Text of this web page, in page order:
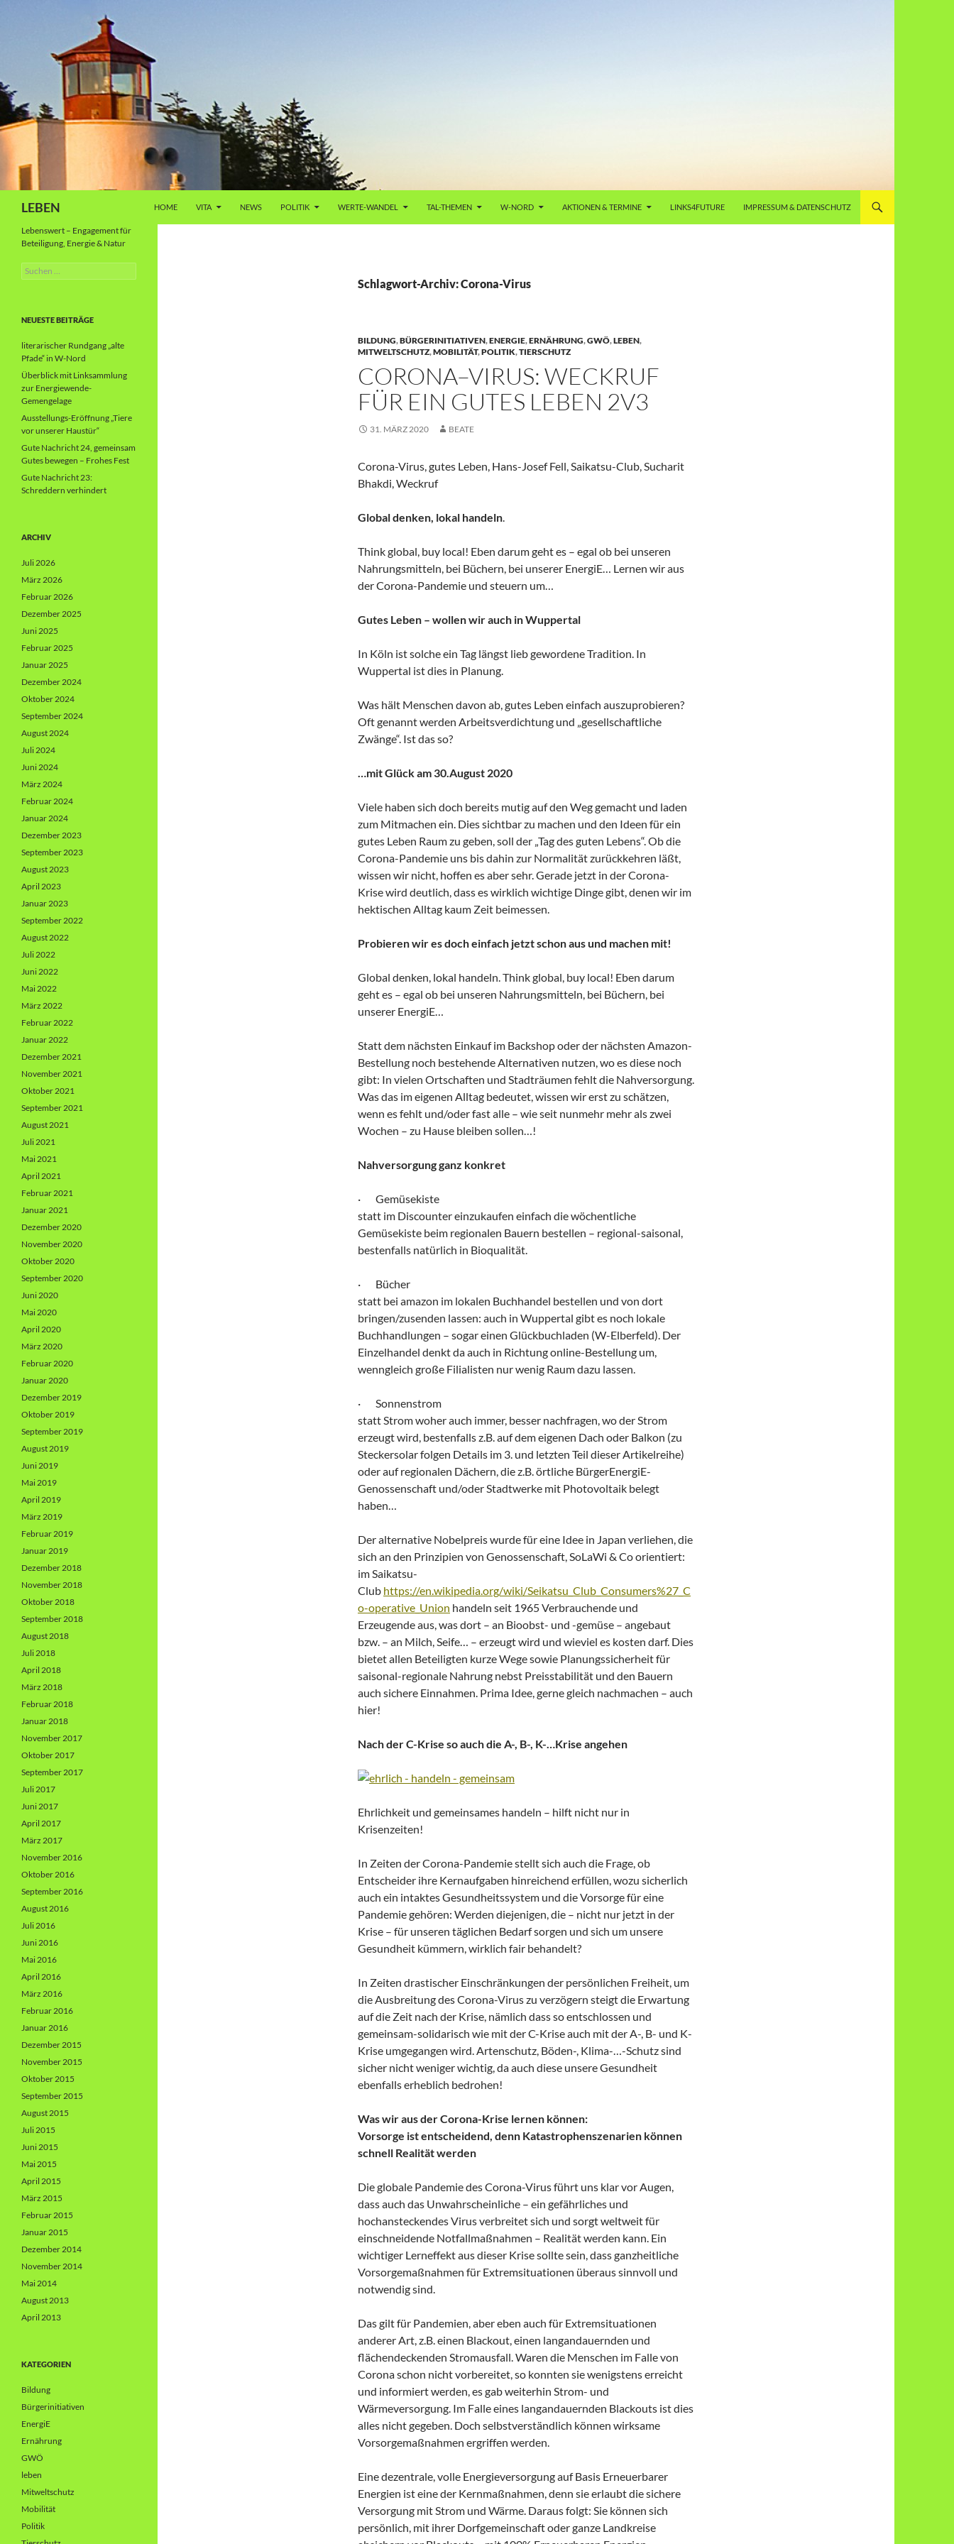
LEBEN HOME VITA NEWS POLITIK WERTE-WANDEL TAL-THEMEN W-NORD AKTIONEN & TERMINE LINKS4FUTURE IMPRESSUM & DATENSCHUTZ
Schlagwort-Archiv: Corona-Virus
BILDUNG,BÜRGERINITIATIVEN,ENERGIE,ERNÄHRUNG,GWÖ,LEBEN,
MITWELTSCHUTZ,MOBILITÄT,POLITIK,TIERSCHUTZ
CORONA–VIRUS: WECKRUF
FÜR EIN GUTES LEBEN 2V3
31. MÄRZ 2020 BEATE
Corona-Virus, gutes Leben, Hans-Josef Fell, Saikatsu-Club, Sucharit
Bhakdi, Weckruf
Global denken, lokal handeln.
Think global, buy local! Eben darum geht es – egal ob bei unseren
Nahrungsmitteln, bei Büchern, bei unserer EnergiE… Lernen wir aus
der Corona-Pandemie und steuern um…
Gutes Leben – wollen wir auch in Wuppertal
In Köln ist solche ein Tag längst lieb gewordene Tradition. In
Wuppertal ist dies in Planung.
Was hält Menschen davon ab, gutes Leben einfach auszuprobieren?
Oft genannt werden Arbeitsverdichtung und „gesellschaftliche
Zwänge“. Ist das so?
…mit Glück am 30.August 2020
Viele haben sich doch bereits mutig auf den Weg gemacht und laden
zum Mitmachen ein. Dies sichtbar zu machen und den Ideen für ein
gutes Leben Raum zu geben, soll der „Tag des guten Lebens“. Ob die
Corona-Pandemie uns bis dahin zur Normalität zurückkehren läßt,
wissen wir nicht, hoffen es aber sehr. Gerade jetzt in der Corona-
Krise wird deutlich, dass es wirklich wichtige Dinge gibt, denen wir im
hektischen Alltag kaum Zeit beimessen.
Probieren wir es doch einfach jetzt schon aus und machen mit!
Global denken, lokal handeln. Think global, buy local! Eben darum
geht es – egal ob bei unseren Nahrungsmitteln, bei Büchern, bei
unserer EnergiE…
Statt dem nächsten Einkauf im Backshop oder der nächsten Amazon-
Bestellung noch bestehende Alternativen nutzen, wo es diese noch
gibt: In vielen Ortschaften und Stadträumen fehlt die Nahversorgung.
Was das im eigenen Alltag bedeutet, wissen wir erst zu schätzen,
wenn es fehlt und/oder fast alle – wie seit nunmehr mehr als zwei
Wochen – zu Hause bleiben sollen…!
Nahversorgung ganz konkret
· Gemüsekiste
statt im Discounter einzukaufen einfach die wöchentliche
Gemüsekiste beim regionalen Bauern bestellen – regional-saisonal,
bestenfalls natürlich in Bioqualität.
· Bücher
statt bei amazon im lokalen Buchhandel bestellen und von dort
bringen/zusenden lassen: auch in Wuppertal gibt es noch lokale
Buchhandlungen – sogar einen Glückbuchladen (W-Elberfeld). Der
Einzelhandel denkt da auch in Richtung online-Bestellung um,
wenngleich große Filialisten nur wenig Raum dazu lassen.
· Sonnenstrom
statt Strom woher auch immer, besser nachfragen, wo der Strom
erzeugt wird, bestenfalls z.B. auf dem eigenen Dach oder Balkon (zu
Steckersolar folgen Details im 3. und letzten Teil dieser Artikelreihe)
oder auf regionalen Dächern, die z.B. örtliche BürgerEnergiE-
Genossenschaft und/oder Stadtwerke mit Photovoltaik belegt
haben…
Der alternative Nobelpreis wurde für eine Idee in Japan verliehen, die
sich an den Prinzipien von Genossenschaft, SoLaWi & Co orientiert:
im Saikatsu-
Club https://en.wikipedia.org/wiki/Seikatsu_Club_Consumers%27_C
o-operative_Union handeln seit 1965 Verbrauchende und
Erzeugende aus, was dort – an Bioobst- und -gemüse – angebaut
bzw. – an Milch, Seife… – erzeugt wird und wieviel es kosten darf. Dies
bietet allen Beteiligten kurze Wege sowie Planungssicherheit für
saisonal-regionale Nahrung nebst Preisstabilität und den Bauern
auch sichere Einnahmen. Prima Idee, gerne gleich nachmachen – auch
hier!
Nach der C-Krise so auch die A-, B-, K-…Krise angehen
Ehrlichkeit und gemeinsames handeln – hilft nicht nur in
Krisenzeiten!
In Zeiten der Corona-Pandemie stellt sich auch die Frage, ob
Entscheider ihre Kernaufgaben hinreichend erfüllen, wozu sicherlich
auch ein intaktes Gesundheitssystem und die Vorsorge für eine
Pandemie gehören: Werden diejenigen, die – nicht nur jetzt in der
Krise – für unseren täglichen Bedarf sorgen und sich um unsere
Gesundheit kümmern, wirklich fair behandelt?
In Zeiten drastischer Einschränkungen der persönlichen Freiheit, um
die Ausbreitung des Corona-Virus zu verzögern steigt die Erwartung
auf die Zeit nach der Krise, nämlich dass so entschlossen und
gemeinsam-solidarisch wie mit der C-Krise auch mit der A-, B- und K-
Krise umgegangen wird. Artenschutz, Böden-, Klima-…-Schutz sind
sicher nicht weniger wichtig, da auch diese unsere Gesundheit
ebenfalls erheblich bedrohen!
Was wir aus der Corona-Krise lernen können:
Vorsorge ist entscheidend, denn Katastrophenszenarien können
schnell Realität werden
Die globale Pandemie des Corona-Virus führt uns klar vor Augen,
dass auch das Unwahrscheinliche – ein gefährliches und
hochansteckendes Virus verbreitet sich und sorgt weltweit für
einschneidende Notfallmaßnahmen – Realität werden kann. Ein
wichtiger Lerneffekt aus dieser Krise sollte sein, dass ganzheitliche
Vorsorgemaßnahmen für Extremsituationen überaus sinnvoll und
notwendig sind.
Das gilt für Pandemien, aber eben auch für Extremsituationen
anderer Art, z.B. einen Blackout, einen langandauernden und
flächendeckenden Stromausfall. Waren die Menschen im Falle von
Corona schon nicht vorbereitet, so konnten sie wenigstens erreicht
und informiert werden, es gab weiterhin Strom- und
Wärmeversorgung. Im Falle eines langandauernden Blackouts ist dies
alles nicht gegeben. Doch selbstverständlich können wirksame
Vorsorgemaßnahmen ergriffen werden.
Eine dezentrale, volle Energieversorgung auf Basis Erneuerbarer
Energien ist eine der Kernmaßnahmen, denn sie erlaubt die sichere
Versorgung mit Strom und Wärme. Daraus folgt: Sie können sich
persönlich, mit ihrer Dorfgemeinschaft oder ganze Landkreise
Lebenswert – Engagement für
Beteiligung, Energie & Natur
Suche
nach:
NEUESTE BEITRÄGE
literarischer Rundgang „alte
Pfade“ in W-Nord
Überblick mit Linksammlung
zur Energiewende-
Gemengelage
Ausstellungs-Eröffnung „Tiere
vor unserer Haustür“
Gute Nachricht 24, gemeinsam
Gutes bewegen – Frohes Fest
Gute Nachricht 23:
Schreddern verhindert
ARCHIV
Juli 2026
März 2026
Februar 2026
Dezember 2025
Juni 2025
Februar 2025
Januar 2025
Dezember 2024
Oktober 2024
September 2024
August 2024
Juli 2024
Juni 2024
März 2024
Februar 2024
Januar 2024
Dezember 2023
September 2023
August 2023
April 2023
Januar 2023
September 2022
August 2022
Juli 2022
Juni 2022
Mai 2022
März 2022
Februar 2022
Januar 2022
Dezember 2021
November 2021
Oktober 2021
September 2021
August 2021
Juli 2021
Mai 2021
April 2021
Februar 2021
Januar 2021
Dezember 2020
November 2020
Oktober 2020
September 2020
Juni 2020
Mai 2020
April 2020
März 2020
Februar 2020
Januar 2020
Dezember 2019
Oktober 2019
September 2019
August 2019
Juni 2019
Mai 2019
April 2019
März 2019
Februar 2019
Januar 2019
Dezember 2018
November 2018
Oktober 2018
September 2018
August 2018
Juli 2018
April 2018
März 2018
Februar 2018
Januar 2018
November 2017
Oktober 2017
September 2017
Juli 2017
Juni 2017
April 2017
März 2017
November 2016
Oktober 2016
September 2016
August 2016
Juli 2016
Juni 2016
Mai 2016
April 2016
März 2016
Februar 2016
Januar 2016
Dezember 2015
November 2015
Oktober 2015
September 2015
August 2015
Juli 2015
Juni 2015
Mai 2015
April 2015
März 2015
Februar 2015
Januar 2015
Dezember 2014
November 2014
Mai 2014
August 2013
April 2013
KATEGORIEN
Bildung
Bürgerinitiativen
EnergiE
Ernährung
GWÖ
leben
Mitweltschutz
Mobilität
Politik